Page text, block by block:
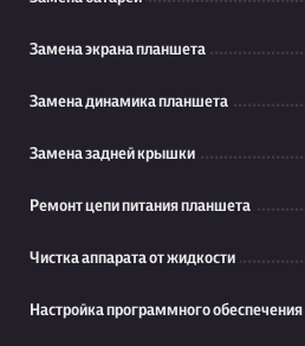
Замена экрана планшета
Замена динамика планшета
Замена задней крышки
Ремонт цепи питания планшета
Чистка аппарата от жидкости
Настройка программного обеспечения